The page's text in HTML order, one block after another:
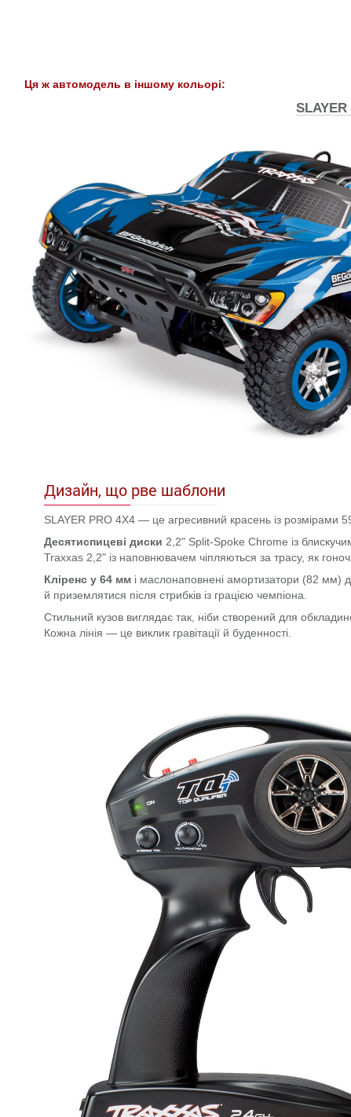
Ця ж автомодель в іншому кольорі:
Дизайн, що рве шаблони
SLAYER PRO 4X4 — це агресивний красень із розмірами
Десятиспицеві диски 2,2" Split-Spoke Chrome із
Traxxas 2,2" із наповнювачем чіпляються за трасу, як
Кліренс у 64 мм і маслонаповнені амортизатори (82 мм)
й приземлятися після стрибків із грацією чемпіона.
Стильний кузов виглядає так, ніби створений для
Кожна лінія — це виклик гравітації й буденності.